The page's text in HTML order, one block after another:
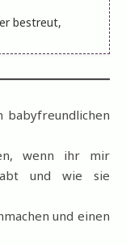
wenn ihr mir
und wie sie
und einen